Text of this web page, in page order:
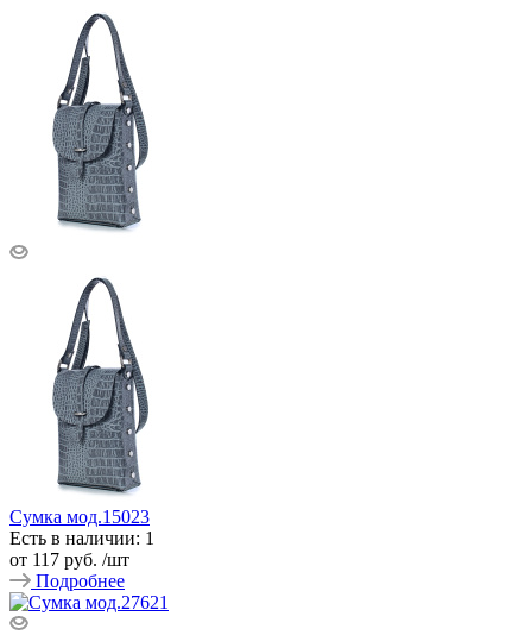
Сумка мод.15023
Есть в наличии: 1
от 117 руб. /шт
Подробнее